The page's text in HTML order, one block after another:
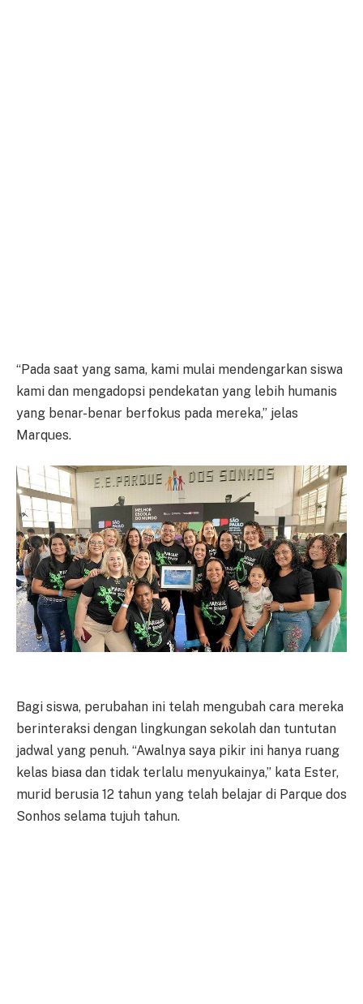
“Pada saat yang sama, kami mulai mendengarkan siswa
kami dan mengadopsi pendekatan yang lebih humanis
yang benar-benar berfokus pada mereka,” jelas
Marques.
Bagi siswa, perubahan ini telah mengubah cara mereka
berinteraksi dengan lingkungan sekolah dan tuntutan
jadwal yang penuh. “Awalnya saya pikir ini hanya ruang
kelas biasa dan tidak terlalu menyukainya,” kata Ester,
murid berusia 12 tahun yang telah belajar di Parque dos
Sonhos selama tujuh tahun.